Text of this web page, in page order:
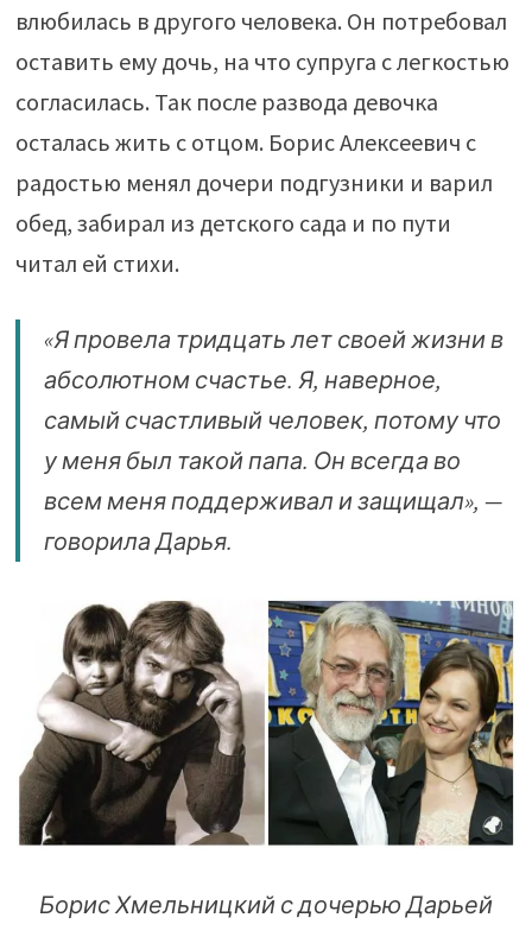
влюбилась в другого человека. Он потребовал
оставить ему дочь, на что супруга с легкостью
согласилась. Так после развода девочка
осталась жить с отцом. Борис Алексеевич с
радостью менял дочери подгузники и варил
обед, забирал из детского сада и по пути
читал ей стихи.
«Я провела тридцать лет своей жизни в
абсолютном счастье. Я, наверное,
самый счастливый человек, потому что
у меня был такой папа. Он всегда во
всем меня поддерживал и защищал», —
говорила Дарья.
Борис Хмельницкий с дочерью Дарьей